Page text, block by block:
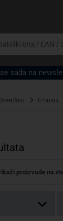
sada na
Brendovi Emulex
proizvode na